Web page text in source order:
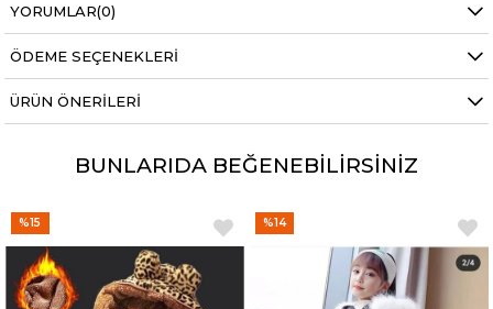
YORUMLAR(0)
ÖDEME SEÇENEKLERI
ÜRÜN ÖNERILERI
BUNLARIDA BEĞENEBILIRSINIZ
%15 %14